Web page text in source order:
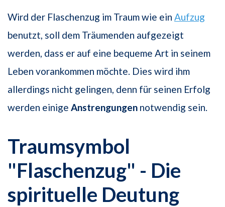
Wird der Flaschenzug im Traum wie ein Aufzug
benutzt, soll dem Träumenden aufgezeigt
werden, dass er auf eine bequeme Art in seinem
Leben vorankommen möchte. Dies wird ihm
allerdings nicht gelingen, denn für seinen Erfolg
werden einige Anstrengungen notwendig sein.
Traumsymbol
"Flaschenzug" - Die
spirituelle Deutung